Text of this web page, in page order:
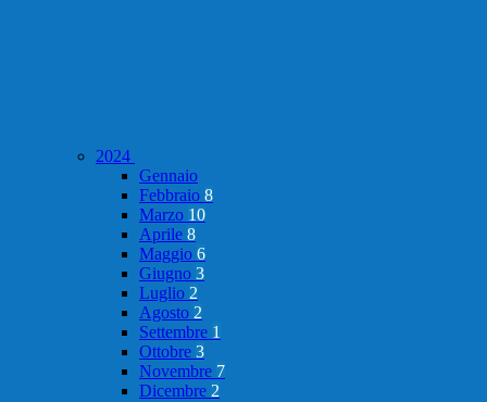
2024
Gennaio
Febbraio 8
Marzo 10
Aprile 8
Maggio 6
Giugno 3
Luglio 2
Agosto 2
Settembre 1
Ottobre 3
Novembre 7
Dicembre 2